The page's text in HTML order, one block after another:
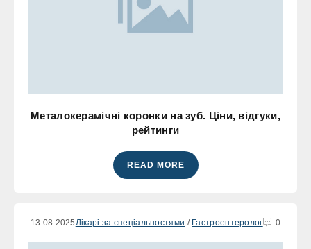
Металокерамічні коронки на зуб. Ціни, відгуки,
рейтинги
READ MORE
13.08.2025 Лікарі за спеціальностями / Гастроентеролог 0